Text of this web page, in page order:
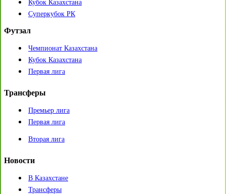
Кубок Казахстана
Суперкубок РК
Футзал
Чемпионат Казахстана
Кубок Казахстана
Первая лига
Трансферы
Премьер лига
Первая лига
Вторая лига
Новости
В Казахстане
Трансферы